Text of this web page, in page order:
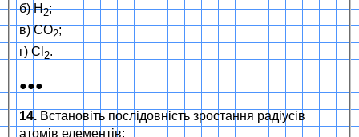
б) H2;
в) CO2;
г) Cl 2.
●●●
14. Встановіть послідовність зростання радіусів
атомів елементів: